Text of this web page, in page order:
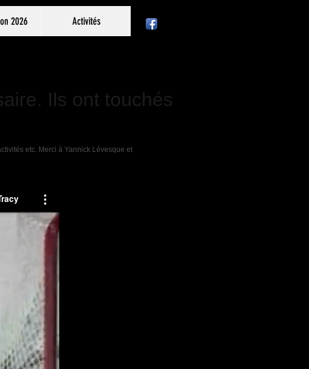
2026 Activités
Ils ont touchés
etc. Merci à Yannick Lévesque et